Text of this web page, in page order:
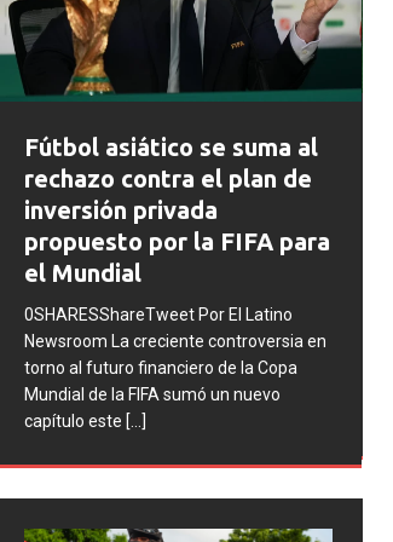
FIFA abre expedientes
disciplinarios contra
Argentina tras los
incidentes en la final del
Mundial 2026
0SHARESShareTweet Por El Latino
Newsroom La FIFA inició una serie de
procesos disciplinarios contra la
Asociación del Fútbol Argentino (AFA),
cuatro integrantes de la selección